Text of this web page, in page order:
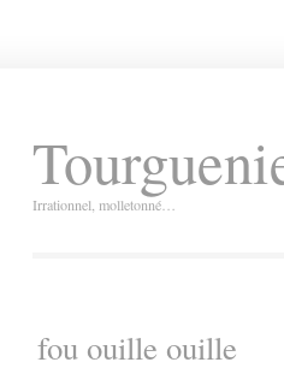
Irrationnel, molletonné…
fou ouille ouille